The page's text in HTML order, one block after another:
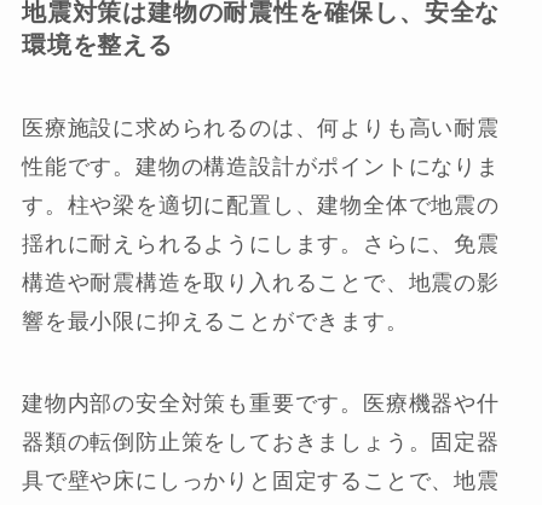
地震対策は建物の耐震性を確保し、安全な
環境を整える
医療施設に求められるのは、何よりも高い耐震
性能です。建物の構造設計がポイントになりま
す。柱や梁を適切に配置し、建物全体で地震の
揺れに耐えられるようにします。さらに、免震
構造や耐震構造を取り入れることで、地震の影
響を最小限に抑えることができます。
建物内部の安全対策も重要です。医療機器や什
器類の転倒防止策をしておきましょう。固定器
具で壁や床にしっかりと固定することで、地震